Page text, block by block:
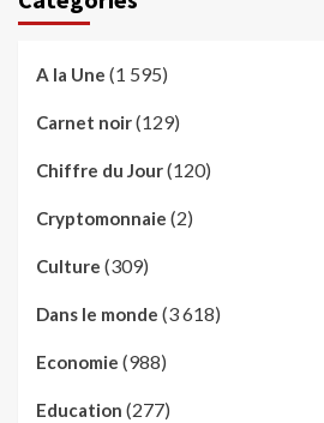
A la Une (1 595)
Carnet noir(129)
Chiffre du Jour(120)
Cryptomonnaie (2)
Culture (309)
Dans le monde (3 618)
Economie (988)
Education (277)